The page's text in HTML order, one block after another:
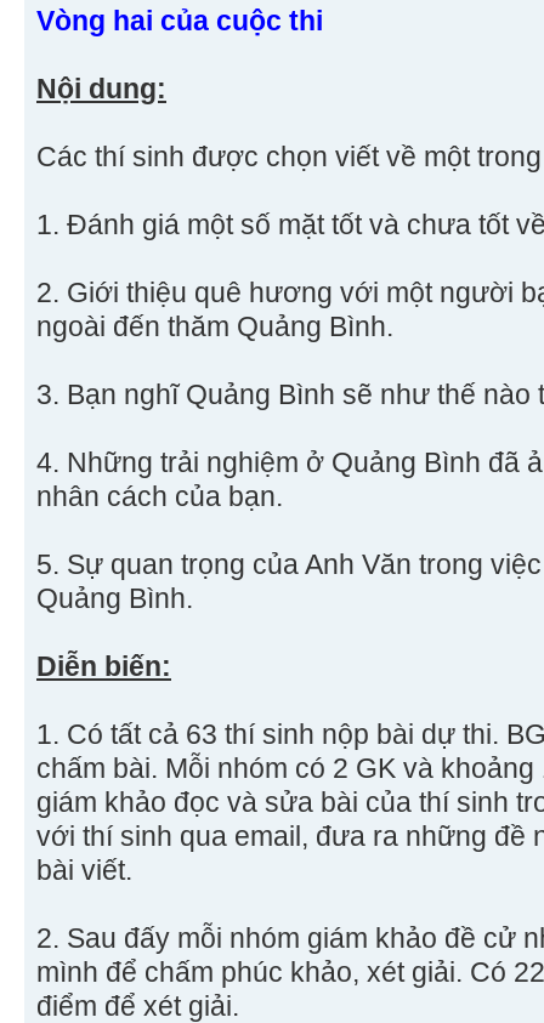
Vòng hai của cuộc thi
Nội dung:
Các thí sinh được chọn viết về một
1. Đánh giá một số mặt tốt và chưa tốt
2. Giới thiệu quê hương với một người
ngoài đến thăm Quảng Bình.
3. Bạn nghĩ Quảng Bình sẽ như thế nào
4. Những trải nghiệm ở Quảng Bình đã
nhân cách của bạn.
5. Sự quan trọng của Anh Văn trong
Quảng Bình.
Diễn biến:
1. Có tất cả 63 thí sinh nộp bài dự thi.
chấm bài. Mỗi nhóm có 2 GK và
giám khảo đọc và sửa bài của thí sinh
với thí sinh qua email, đưa ra những đề
bài viết.
2. Sau đấy mỗi nhóm giám khảo đề cử
mình để chấm phúc khảo, xét giải. Có
điểm để xét giải.